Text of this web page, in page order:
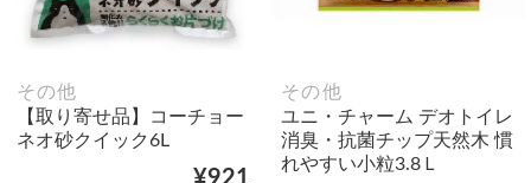
その他
【取り寄せ品】コーチョー
ネオ砂クイック6L
¥921
その他
ユニ・チャーム デオトイレ
消臭・抗菌チップ天然木 慣
れやすい小粒3.8Ｌ